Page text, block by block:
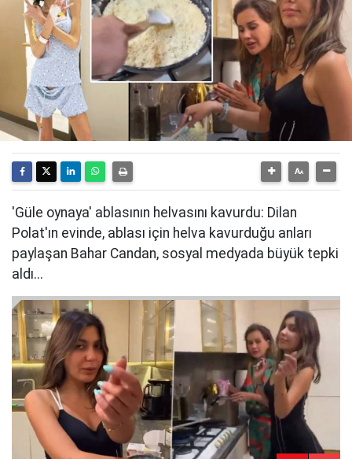
'Güle oynaya' ablasının helvasını kavurdu: Dilan
Polat'ın evinde, ablası için helva kavurduğu anları
paylaşan Bahar Candan, sosyal medyada büyük tepki
aldı...